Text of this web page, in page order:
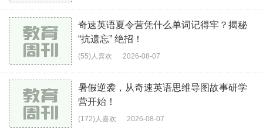
奇速英语夏令营凭什么单词记得牢？揭秘
“抗遗忘” 绝招！
(55)人喜欢 2026-08-07
暑假逆袭，从奇速英语思维导图故事研学
营开始！
(172)人喜欢 2026-08-07